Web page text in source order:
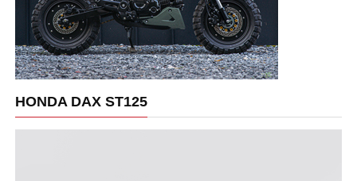
HONDA DAX ST125